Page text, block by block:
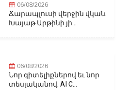
06/08/2026
Ճարապլուսի վերջին վկան.
Խայաթ Արթինի յի...
06/08/2026
Նոր գիտելիքներով եւ նոր
տեսլականով. AI C...